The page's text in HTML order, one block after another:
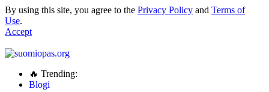
By using this site, you agree to the Privacy Policy and Terms of
Use.
Accept
🔥 Trending:
Blogi